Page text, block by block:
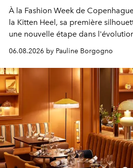
À la Fashion Week de
la Kitten Heel, sa première
une nouvelle étape dans
06.08.2026 by Pauline Borgogno